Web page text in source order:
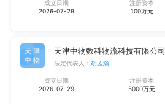
成立日期
2026-07-29
注册资本
100万元
天津
中物
天津中物数科物流科技有限公司
法定代表人： 胡孟瀚
成立日期
2026-07-29
注册资本
5000万元